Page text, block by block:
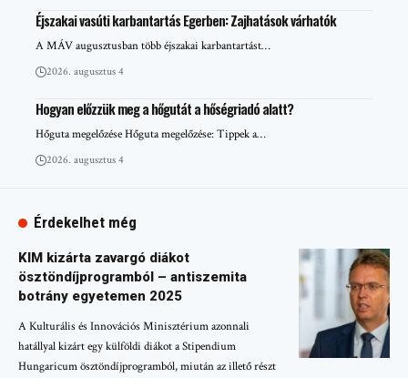
Éjszakai vasúti karbantartás Egerben: Zajhatások várhatók
A MÁV augusztusban több éjszakai karbantartást…
2026. augusztus 4
Hogyan előzzük meg a hőgutát a hőségriadó alatt?
Hőguta megelőzése Hőguta megelőzése: Tippek a…
2026. augusztus 4
Érdekelhet még
KIM kizárta zavargó diákot
ösztöndíjprogramból – antiszemita
botrány egyetemen 2025
A Kulturális és Innovációs Minisztérium azonnali
hatállyal kizárt egy külföldi diákot a Stipendium
Hungaricum ösztöndíjprogramból, miután az illető részt